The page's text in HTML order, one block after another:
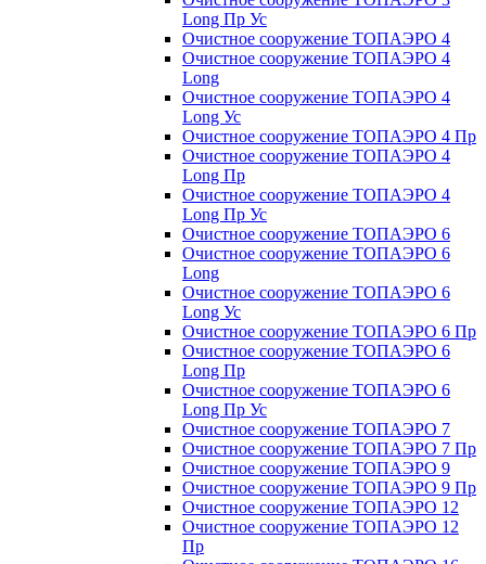
Long Пр Ус
Очистное сооружение ТОПАЭРО 4
Очистное сооружение ТОПАЭРО 4
Long
Очистное сооружение ТОПАЭРО 4
Long Ус
Очистное сооружение ТОПАЭРО 4 Пр
Очистное сооружение ТОПАЭРО 4
Long Пр
Очистное сооружение ТОПАЭРО 4
Long Пр Ус
Очистное сооружение ТОПАЭРО 6
Очистное сооружение ТОПАЭРО 6
Long
Очистное сооружение ТОПАЭРО 6
Long Ус
Очистное сооружение ТОПАЭРО 6 Пр
Очистное сооружение ТОПАЭРО 6
Long Пр
Очистное сооружение ТОПАЭРО 6
Long Пр Ус
Очистное сооружение ТОПАЭРО 7
Очистное сооружение ТОПАЭРО 7 Пр
Очистное сооружение ТОПАЭРО 9
Очистное сооружение ТОПАЭРО 9 Пр
Очистное сооружение ТОПАЭРО 12
Очистное сооружение ТОПАЭРО 12
Пр